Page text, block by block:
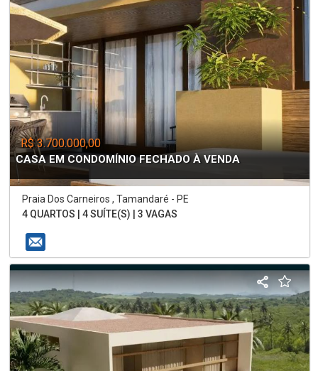
R$ 3.700.000,00
CASA EM CONDOMÍNIO FECHADO À VENDA
Praia Dos Carneiros , Tamandaré - PE
4 QUARTOS | 4 SUÍTE(S) | 3 VAGAS